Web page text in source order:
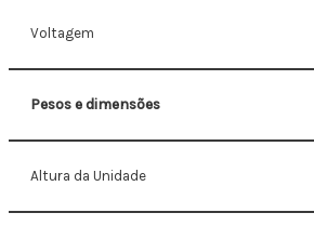
Voltagem
Pesos e dimensões
Altura da Unidade